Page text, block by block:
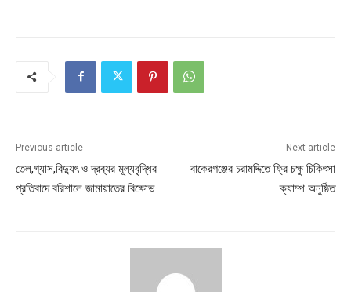
Previous article
তেল,গ্যাস,বিদ্যুৎ ও দ্রব্যর মূল্যবৃদ্ধির
প্রতিবাদে বরিশালে জামায়াতের বিক্ষোভ
Next article
বাকেরগঞ্জের চরামদ্দিতে ফ্রি চক্ষু চিকিৎসা
ক্যাম্প অনুষ্ঠিত